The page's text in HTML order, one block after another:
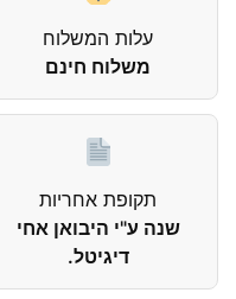
עלות המשלוח
משלוח חינם
תקופת אחריות
שנה ע"י היבואן אחי
דיגיטל.